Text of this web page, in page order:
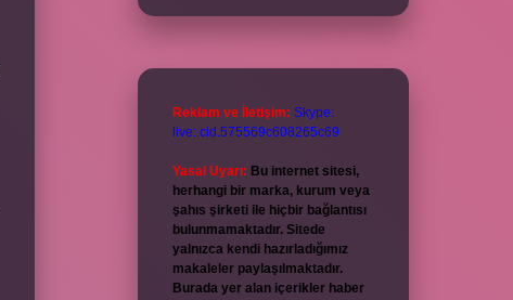
Reklam ve İletişim: Skype:
live:.cid.575569c608265c69
Yasal Uyarı: Bu internet sitesi,
herhangi bir marka, kurum veya
şahıs şirketi ile hiçbir bağlantısı
bulunmamaktadır. Sitede
yalnızca kendi hazırladığımız
makaleler paylaşılmaktadır.
Burada yer alan içerikler haber